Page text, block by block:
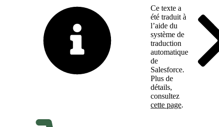
Ce texte a
été traduit à
l’aide du
système de
traduction
automatique
de
Salesforce.
Plus de
détails,
consultez
cette page.